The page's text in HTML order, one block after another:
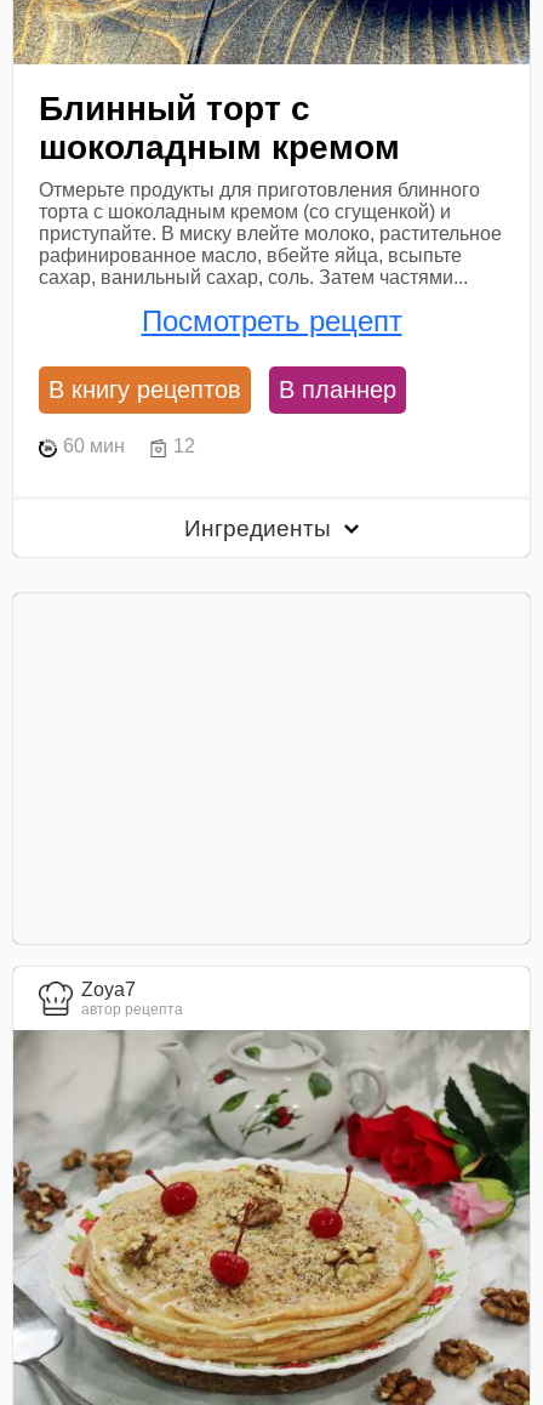
Блинный торт с
шоколадным кремом
Отмерьте продукты для приготовления блинного
торта с шоколадным кремом (со сгущенкой) и
приступайте. В миску влейте молоко, растительное
рафинированное масло, вбейте яйца, всыпьте
сахар, ванильный сахар, соль. Затем частями...
Посмотреть рецепт
В книгу рецептов В планнер
60 мин 12
Ингредиенты
Zoya7
автор рецепта